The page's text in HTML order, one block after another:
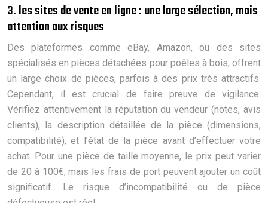
3. les sites de vente en ligne : une large sélection, mais
attention aux risques
Des plateformes comme eBay, Amazon, ou des sites
spécialisés en pièces détachées pour poêles à bois, offrent
un large choix de pièces, parfois à des prix très attractifs.
Cependant, il est crucial de faire preuve de vigilance.
Vérifiez attentivement la réputation du vendeur (notes, avis
clients), la description détaillée de la pièce (dimensions,
compatibilité), et l’état de la pièce avant d’effectuer votre
achat. Pour une pièce de taille moyenne, le prix peut varier
de 20 à 100€, mais les frais de port peuvent ajouter un coût
significatif. Le risque d’incompatibilité ou de pièce